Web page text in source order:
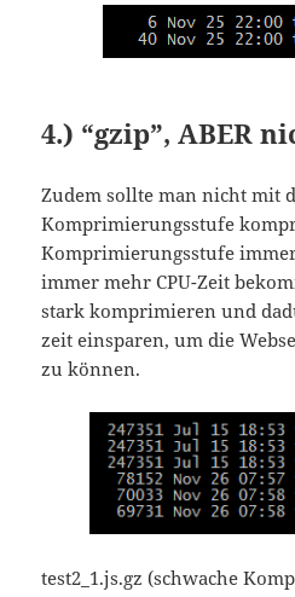
4.) “gzip”, ABER
Zudem sollte man nicht mit
Komprimierungsstufe
Komprimierungsstufe
immer mehr CPU-Zeit
stark komprimieren und
zeit einsparen, um die
zu können.
test2_1.js.gz (schwache